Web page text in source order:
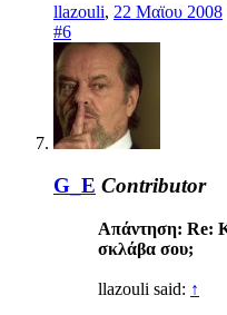
llazouli, 22 Μαϊου 2008
#6
G_E Contributor
Απάντηση: Re:
σκλάβα σου;
llazouli said: ↑